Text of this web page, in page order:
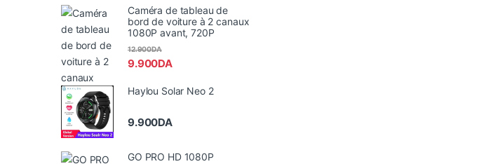
Caméra de tableau de
bord de voiture à 2 canaux
1080P avant, 720P
9.900DA
12.900DA
Haylou Solar Neo 2
9.900DA
GO PRO HD 1080P